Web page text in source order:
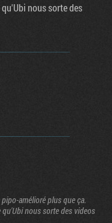
nous sorte des
amélioré plus que ça.
nous sorte des videos